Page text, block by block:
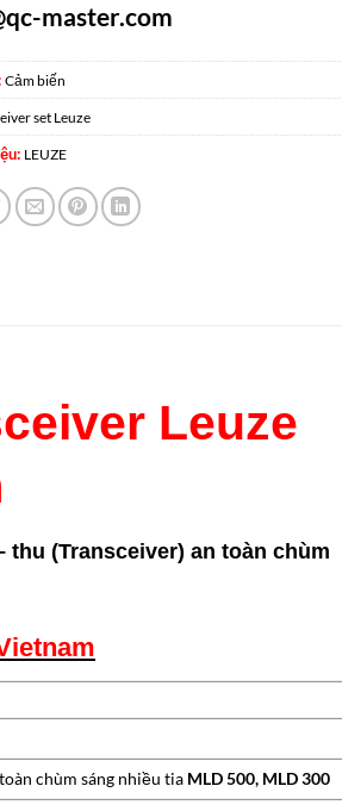
master.com
Cảm biến
set Leuze
LEUZE
Leuze
thu (Transceiver) an toàn chùm
chùm sáng nhiều tia MLD 500, MLD 300